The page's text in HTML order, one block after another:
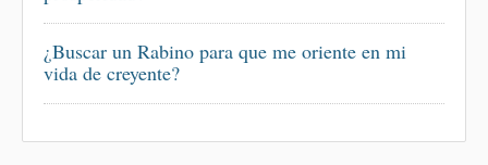
¿Buscar un Rabino para que me oriente en mi
vida de creyente?